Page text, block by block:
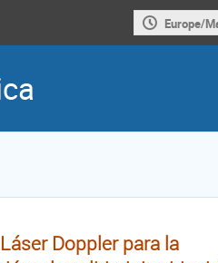
Europe/
Doppler para la